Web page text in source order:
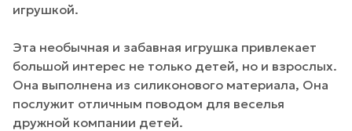
игрушкой.
Эта необычная и забавная игрушка привлекает
большой интерес не только детей, но и взрослых.
Она выполнена из силиконового материала, Она
послужит отличным поводом для веселья
дружной компании детей.